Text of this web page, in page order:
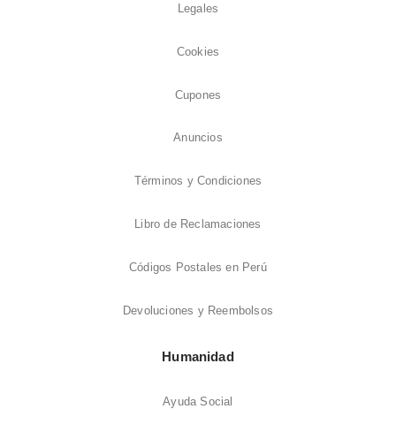
Legales
Cookies
Cupones
Anuncios
Términos y Condiciones
Libro de Reclamaciones
Códigos Postales en Perú
Devoluciones y Reembolsos
Humanidad
Ayuda Social